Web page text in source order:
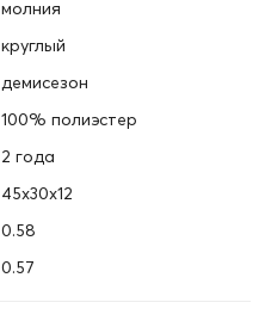
молния
круглый
демисезон
100% полиэстер
2 года
45х30х12
0.58
0.57